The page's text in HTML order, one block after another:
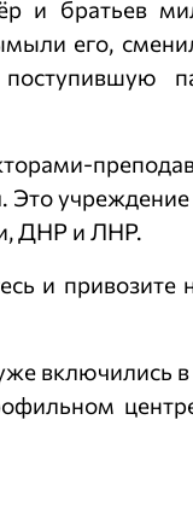
и братьев
его,
Это учреждение
ДНР и ЛНР.
и привозите
включились в